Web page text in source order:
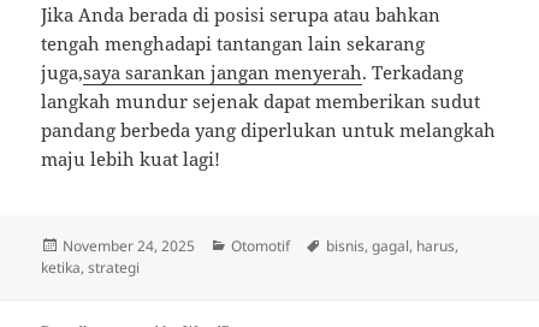
Jika Anda berada di posisi serupa atau bahkan
tengah menghadapi tantangan lain sekarang
juga,saya sarankan jangan menyerah. Terkadang
langkah mundur sejenak dapat memberikan sudut
pandang berbeda yang diperlukan untuk melangkah
maju lebih kuat lagi!
Posted
on
November 24, 2025 Categories
Otomotif Tags
bisnis,gagal, harus,
ketika,strategi